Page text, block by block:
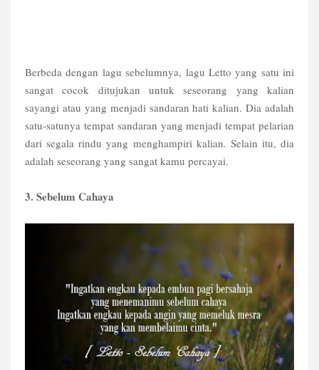
Berbeda dengan lagu sebelumnya, lagu Letto yang satu ini
sangat cocok ditujukan untuk seseorang yang kalian
sayangi atau yang menjadi sandaran hati kalian. Dia adalah
satu-satunya tempat sandaran yang menjadi tempat pelarian
dari segala rindu yang menghampiri kalian. Selain itu, dia
adalah seseorang yang sangat kamu percayai.
3. Sebelum Cahaya